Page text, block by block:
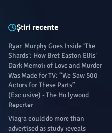
Știri recente
Ryan Murphy Goes Inside ‘The
Shards’: How Bret Easton Ellis’
Dark Memoir of Love and Murder
Was Made for TV: “We Saw 500
Actors for These Parts”
(Exclusive) - The Hollywood
Reporter
Viagra could do more than
advertised as study reveals